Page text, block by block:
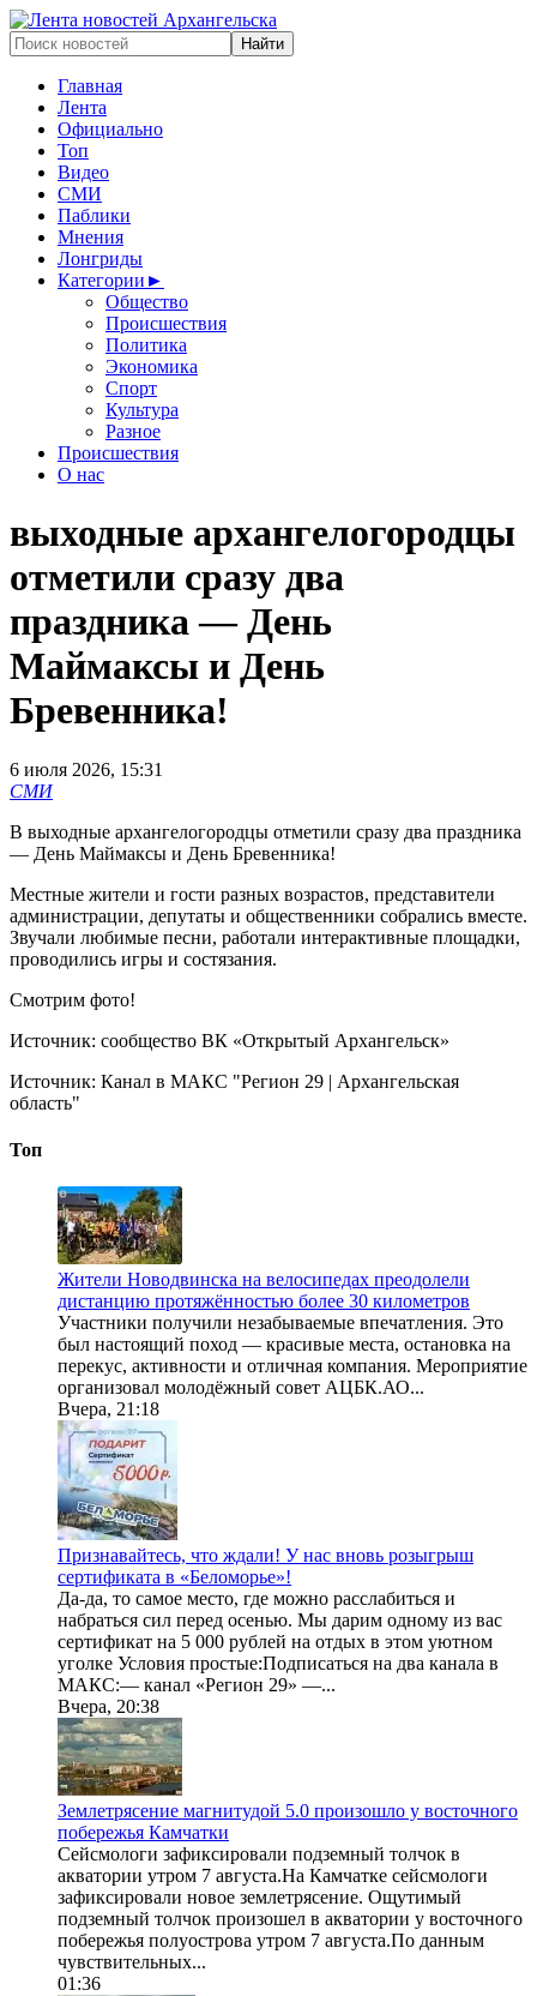
Главная
Лента
Официально
Топ
Видео
СМИ
Паблики
Мнения
Лонгриды
Категории ►
Общество
Происшествия
Политика
Экономика
Спорт
Культура
Разное
Происшествия
О нас
выходные архангелогородцы
отметили сразу два
праздника — День
Маймаксы и День
Бревенника!
6 июля 2026, 15:31
СМИ
В выходные архангелогородцы отметили сразу два праздника
— День Маймаксы и День Бревенника!
Местные жители и гости разных возрастов, представители
администрации, депутаты и общественники собрались вместе.
Звучали любимые песни, работали интерактивные площадки,
проводились игры и состязания.
Смотрим фото!
Источник: сообщество ВК «Открытый Архангельск»
Источник: Канал в МАКС "Регион 29 | Архангельская
область"
Топ
Жители Новодвинска на велосипедах преодолели
дистанцию протяжённостью более 30 километров
Участники получили незабываемые впечатления. Это
был настоящий поход — красивые места, остановка на
перекус, активности и отличная компания. Мероприятие
организовал молодёжный совет АЦБК.АО...
Вчера, 21:18
Признавайтесь, что ждали! У нас вновь розыгрыш
сертификата в «Беломорье»!
Да-да, то самое место, где можно расслабиться и
набраться сил перед осенью. Мы дарим одному из вас
сертификат на 5 000 рублей на отдых в этом уютном
уголке Условия простые:Подписаться на два канала в
МАКС:— канал «Регион 29» —...
Вчера, 20:38
Землетрясение магнитудой 5.0 произошло у восточного
побережья Камчатки
Сейсмологи зафиксировали подземный толчок в
акватории утром 7 августа.На Камчатке сейсмологи
зафиксировали новое землетрясение. Ощутимый
подземный толчок произошел в акватории у восточного
побережья полуострова утром 7 августа.По данным
чувствительных...
01:36